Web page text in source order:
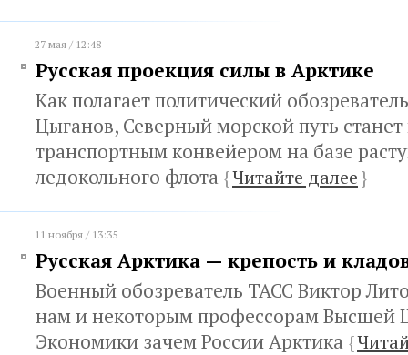
27 мая / 12:48
Русская проекция силы в Арктике
Как полагает политический
Цыганов, Северный морской путь
транспортным конвейером на базе
ледокольного флота {Читайте далее}
11 ноября / 13:35
Русская Арктика — крепость и
Военный обозреватель ТАСС Виктор
нам и некоторым профессорам Высшей
Экономики зачем России Арктика {